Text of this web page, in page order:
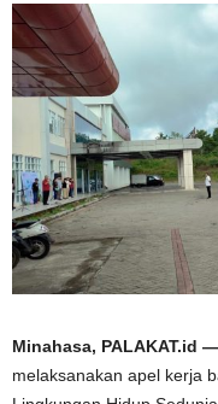
Minahasa, PALAKAT.id —
melaksanakan apel kerja